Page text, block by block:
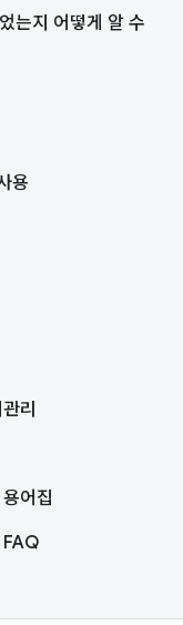
는지 어떻게 알 수
용
리
어집
FAQ